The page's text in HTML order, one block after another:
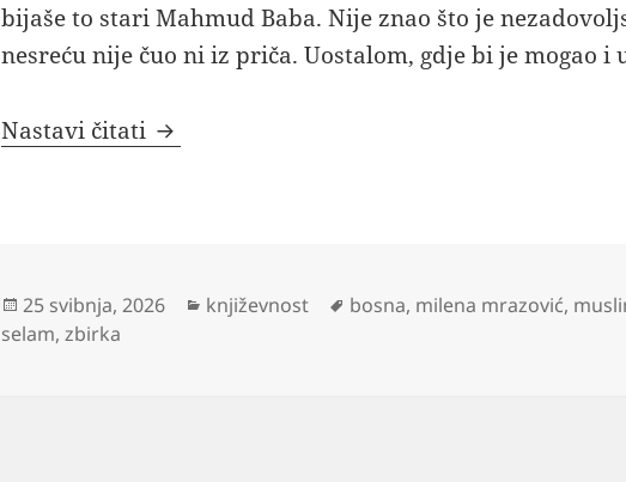
bijaše to stari Mahmud Baba. Nije znao što je
nesreću nije čuo ni iz priča. Uostalom, gdje bi je mogao i
Nastavi čitati Mahmud Baba (Otac Mahmud)
Objavljeno
dana
25 svibnja, 2026 Kategorije
književnost Oznake
bosna, milena mrazović,
selam,zbirka